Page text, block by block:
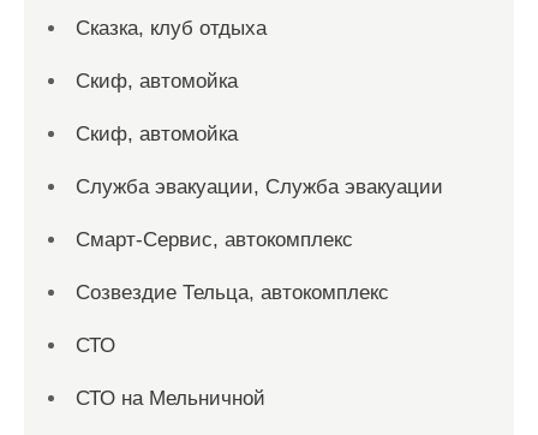
Сказка, клуб отдыха
Скиф, автомойка
Скиф, автомойка
Служба эвакуации, Служба эвакуации
Смарт-Сервис, автокомплекс
Созвездие Тельца, автокомплекс
СТО
СТО на Мельничной